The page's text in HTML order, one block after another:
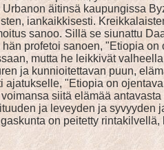
äitinsä kaupungissa
iankaikkisesti.
sanoo. Sillä se siunattu
profetoi sanoen, "Etiopia
mutta he leikkivät
ja kunnioitettavan puun,
"Etiopia on
siitä elämää
ja leveyden ja
on peitetty